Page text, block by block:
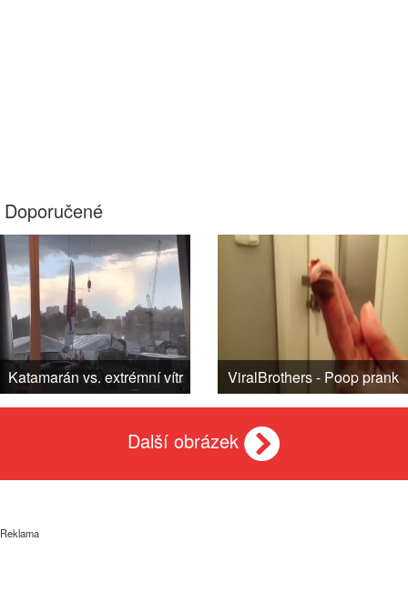
Doporučené
Katamarán vs. extrémní vítr ViralBrothers - Poop prank
Další obrázek
Reklama